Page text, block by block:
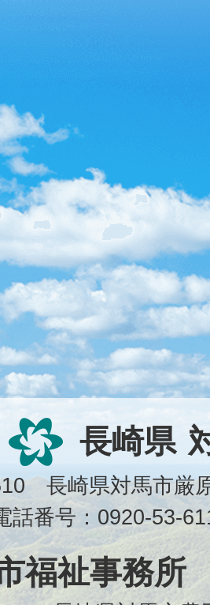
長崎県
長崎県対馬市
話番号：0920-53-
福祉事務所